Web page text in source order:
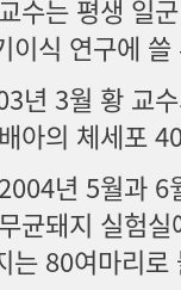
수는 평생 일
이식 연구에
년 3월 황 교
아의 체세포
년 5월과 6
균돼지 실험
는 80여마리로